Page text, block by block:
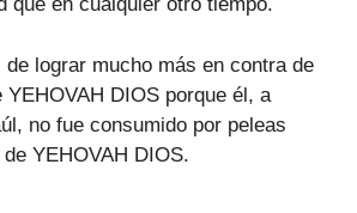
de lograr mucho más en contra de
YEHOVAH DIOS porque él, a
no fue consumido por peleas
YEHOVAH DIOS.